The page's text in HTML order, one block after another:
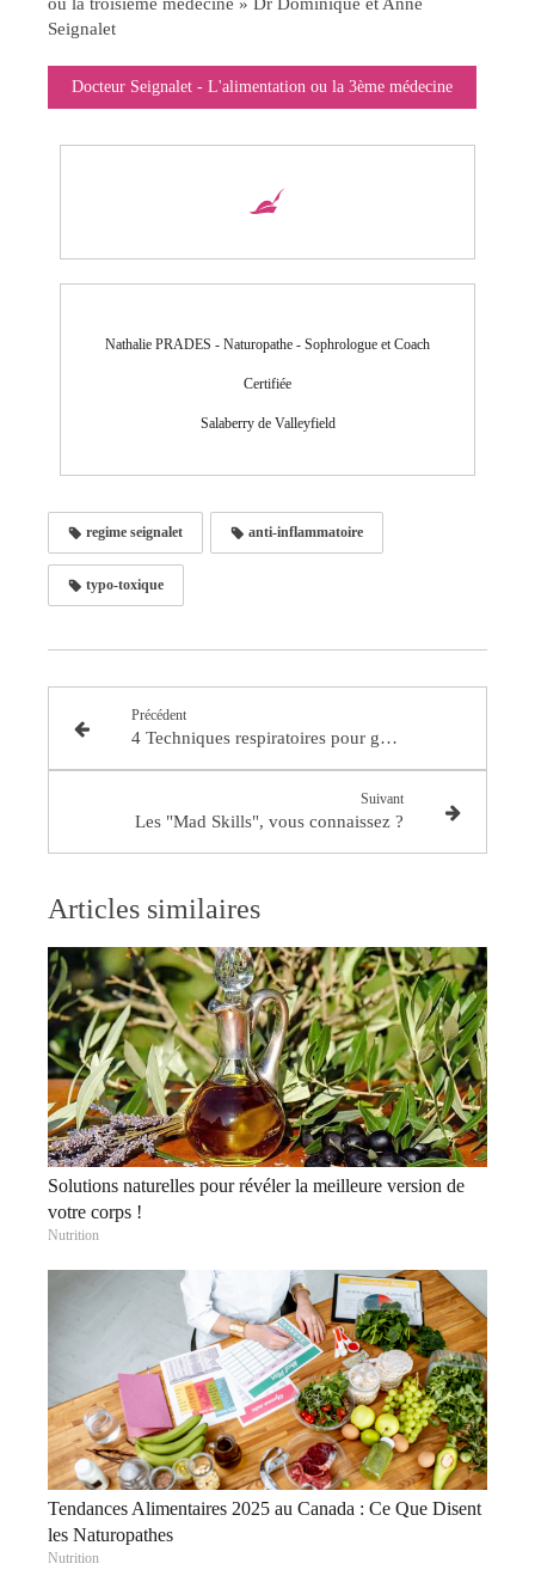
Seignalet
Docteur Seignalet - L'alimentation ou la 3ème médecine
Nathalie PRADES - Naturopathe - Sophrologue et Coach
Certifiée
Salaberry de Valleyfield
regime seignalet anti-inflammatoire
typo-toxique
Précédent
4 Techniques respiratoires pour gérer votre stress
Suivant
Les "Mad Skills", vous connaissez ?
Articles similaires
Solutions naturelles pour révéler la meilleure version de
votre corps !
Nutrition
Tendances Alimentaires 2025 au Canada : Ce Que Disent
les Naturopathes
Nutrition